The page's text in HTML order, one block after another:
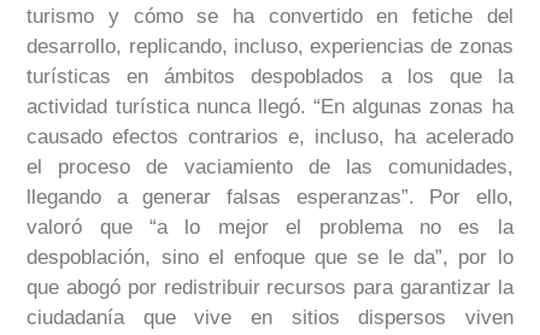
turismo y cómo se ha convertido en fetiche del
desarrollo, replicando, incluso, experiencias de zonas
turísticas en ámbitos despoblados a los que la
actividad turística nunca llegó. “En algunas zonas ha
causado efectos contrarios e, incluso, ha acelerado
el proceso de vaciamiento de las comunidades,
llegando a generar falsas esperanzas”. Por ello,
valoró que “a lo mejor el problema no es la
despoblación, sino el enfoque que se le da”, por lo
que abogó por redistribuir recursos para garantizar la
ciudadanía que vive en sitios dispersos viven